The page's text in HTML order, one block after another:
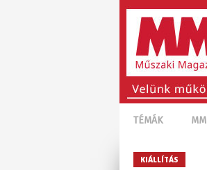
TÉMÁK
KIÁLLÍTÁS